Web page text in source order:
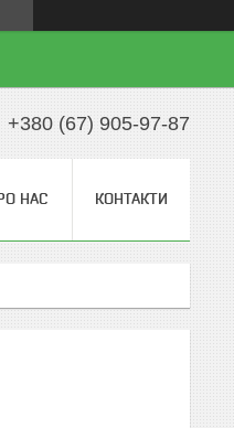
+380 (67) 905-97-87
НАС КОНТАКТИ